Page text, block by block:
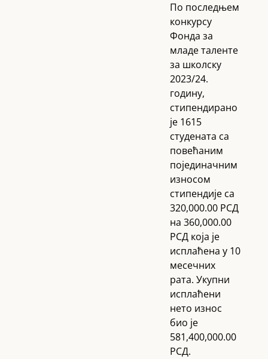
По последњем
конкурсу
Фонда за
младе таленте
за школску
2023/24.
годину,
стипендирано
је 1615
студената са
повећаним
појединачним
износом
стипендије са
320,000.00 РСД
на 360,000.00
РСД која је
исплаћена у 10
месечних
рата. Укупни
исплаћени
нето износ
био је
581,400,000.00
РСД.